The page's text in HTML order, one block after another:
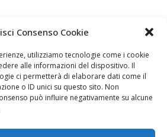
Consenso Cookie
utilizziamo tecnologie come i cookie
alle informazioni del dispositivo. Il
ci permetterà di elaborare dati come il
o ID unici su questo sito. Non
può influire negativamente su alcune
Via A.Vici, 28